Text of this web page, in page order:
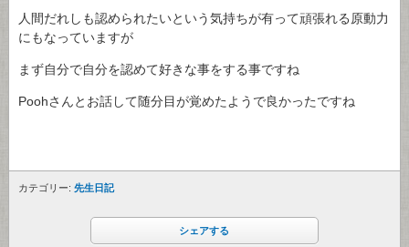
人間だれしも認められたいという気持ちが有って頑張れる原動力
にもなっていますが
まず自分で自分を認めて好きな事をする事ですね
Poohさんとお話して随分目が覚めたようで良かったですね
カテゴリー: 先生日記
シェアする